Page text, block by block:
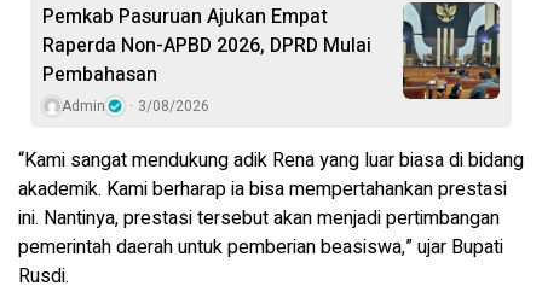
Pemkab Pasuruan Ajukan Empat
Raperda Non-APBD 2026, DPRD Mulai
Pembahasan
Admin 3/08/2026
“Kami sangat mendukung adik Rena yang luar biasa di bidang
akademik. Kami berharap ia bisa mempertahankan prestasi
ini. Nantinya, prestasi tersebut akan menjadi pertimbangan
pemerintah daerah untuk pemberian beasiswa,” ujar Bupati
Rusdi.